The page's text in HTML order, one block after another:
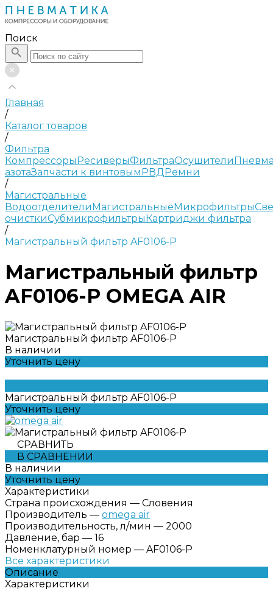
Поиск
Главная
/
Каталог товаров
/
Фильтра
КомпрессорыРесиверыФильтраОсушители
азотаЗапчасти к винтовымРВДРемни
/
Магистральные
ВодоотделителиМагистральныеМикрофильтры
очисткиСубмикрофильтрыКартриджи фильтра
/
Магистральный фильтр AF0106-P
Магистральный фильтр
AF0106-P OMEGA AIR
Магистральный фильтр AF0106-P
В наличии
Уточнить цену
Магистральный фильтр AF0106-P
Уточнить цену
СРАВНИТЬ
В СРАВНЕНИИ
В наличии
Уточнить цену
Характеристики
Страна происхождения — Словения
Производитель — omega air
Производительность, л/мин — 2000
Давление, бар — 16
Номенклатурный номер — AF0106-P
Все характеристики
Описание
Характеристики